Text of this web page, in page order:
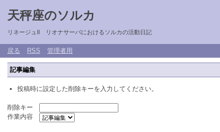
天秤座のソルカ
リネージュII リオナサーバにおけるソルカの活動日記
戻る RSS 管理者用
記事編集
投稿時に設定した削除キーを入力してください。
削除キー
作業内容